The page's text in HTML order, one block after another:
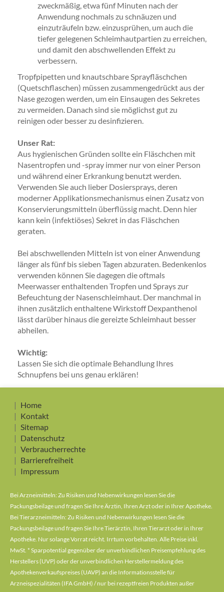
zweckmäßig, etwa fünf Minuten nach der
Anwendung nochmals zu schnäuzen und
einzuträufeln bzw. einzusprühen, um auch die
tiefer gelegenen Schleimhautpartien zu erreichen,
und damit den abschwellenden Effekt zu
verbessern.
Tropfpipetten und knautschbare Sprayfläschchen
(Quetschflaschen) müssen zusammengedrückt aus der
Nase gezogen werden, um ein Einsaugen des Sekretes
zu vermeiden. Danach sind sie möglichst gut zu
reinigen oder besser zu desinfizieren.
Unser Rat:
Aus hygienischen Gründen sollte ein Fläschchen mit
Nasentropfen und -spray immer nur von einer Person
und während einer Erkrankung benutzt werden.
Verwenden Sie auch lieber Dosiersprays, deren
moderner Applikationsmechanismus einen Zusatz von
Konservierungsmitteln überflüssig macht. Denn hier
kann kein (infektiöses) Sekret in das Fläschchen
geraten.
Bei abschwellenden Mitteln ist von einer Anwendung
länger als fünf bis sieben Tagen abzuraten. Bedenkenlos
verwenden können Sie dagegen die oftmals
Meerwasser enthaltenden Tropfen und Sprays zur
Befeuchtung der Nasenschleimhaut. Der manchmal in
ihnen zusätzlich enthaltene Wirkstoff Dexpanthenol
lässt darüber hinaus die gereizte Schleimhaut besser
abheilen.
Wichtig:
Lassen Sie sich die optimale Behandlung Ihres
Schnupfens bei uns genau erklären!
Home
Kontakt
Sitemap
Datenschutz
Verbraucherrechte
Barrierefreiheit
Impressum
Bei Arzneimitteln: Zu Risiken und Nebenwirkungen lesen Sie die
Packungsbeilage und fragen Sie Ihre Ärztin, Ihren Arzt oder in Ihrer Apotheke.
Bei Tierarzneimitteln: Zu Risiken und Nebenwirkungen lesen Sie die
Packungsbeilage und fragen Sie Ihre Tierärztin, Ihren Tierarzt oder in Ihrer
Apotheke. Nur solange Vorrat reicht. Irrtum vorbehalten. Alle Preise inkl.
MwSt. * Sparpotential gegenüber der unverbindlichen Preisempfehlung des
Herstellers (UVP) oder der unverbindlichen Herstellermeldung des
Apothekenverkaufspreises (UAVP) an die Informationsstelle für
Arzneispezialitäten (IFA GmbH) / nur bei rezeptfreien Produkten außer